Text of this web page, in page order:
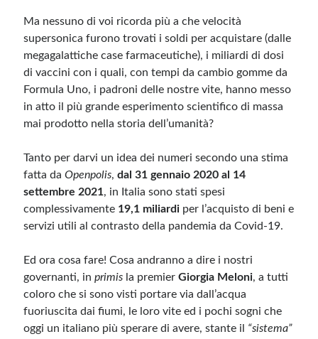
Ma nessuno di voi ricorda più a che velocità
supersonica furono trovati i soldi per acquistare (dalle
megagalattiche case farmaceutiche), i miliardi di dosi
di vaccini con i quali, con tempi da cambio gomme da
Formula Uno, i padroni delle nostre vite, hanno messo
in atto il più grande esperimento scientifico di massa
mai prodotto nella storia dell’umanità?
Tanto per darvi un idea dei numeri secondo una stima
fatta daOpenpolis,dal 31 gennaio 2020 al 14
settembre 2021, in Italia sono stati spesi
complessivamente 19,1 miliardi per l’acquisto di beni e
servizi utili al contrasto della pandemia da Covid-19.
Ed ora cosa fare! Cosa andranno a dire i nostri
governanti, inprimis la premier Giorgia Meloni, a tutti
coloro che si sono visti portare via dall’acqua
fuoriuscita dai fiumi, le loro vite ed i pochi sogni che
oggi un italiano più sperare di avere, stante il “sistema”